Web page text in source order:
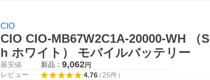
CIO
CIO CIO-MB67W2C1A-20000-WH （
h ホワイト） モバイルバッテリー
最安値 新品： 9,062円
レビュー 4.76（25件）